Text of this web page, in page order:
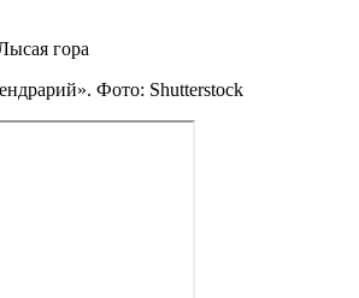
Фото: Shutterstock